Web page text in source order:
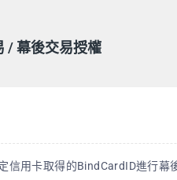
/ 幕後交易授權
信用卡取得的BindCardID進行幕